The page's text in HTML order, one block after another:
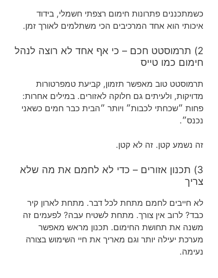
כשמתכננים פתרונות חימום רצפתי חשמלי, בידוד
איכותי הוא אחד המרכיבים הכי משתלמים לאורך זמן.
2) תרמוסטט חכם – כי אף אחד לא רוצה לנהל
חימום כמו טייס
תרמוסטט טוב מאפשר תזמון, קביעת טמפרטורות
מדויקות, ולעיתים גם חלוקה לאזורים. במילים אחרות:
פחות ״שכחתי לכבות״ ויותר ״הבית כבר חמים כשאני
נכנס״.
זה נשמע קטן. זה לא קטן.
3) תכנון אזורים – כדי לא לחמם את מה שלא
צריך
לא חייבים לחמם מתחת לכל דבר. מתחת לארון קיר
כבד? לרוב אין צורך. מתחת לשטיח עבה? לפעמים זה
משנה את תחושת החימום. תכנון מראש מאפשר
מערכת יעילה יותר וגם מאריך את חיי השימוש בצורה
נעימה.